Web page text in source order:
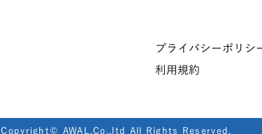
プライバシーポリシ
利用規約
Copyright© AWAL.Co.,ltd All Rights Reserved.